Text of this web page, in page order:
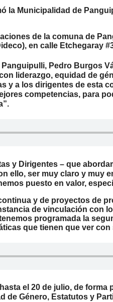
la Municipalidad de
de la comuna de
en calle Etchegaray
Pedro Burgos
liderazgo, equidad de
y a los dirigentes de esta
competencias, para
y Dirigentes – que
ello, ser muy claro y muy
puesto en valor,
y de proyectos de
de vinculación con
programada la
que tienen que ver
el 20 de julio, de
de Género, Estatutos y